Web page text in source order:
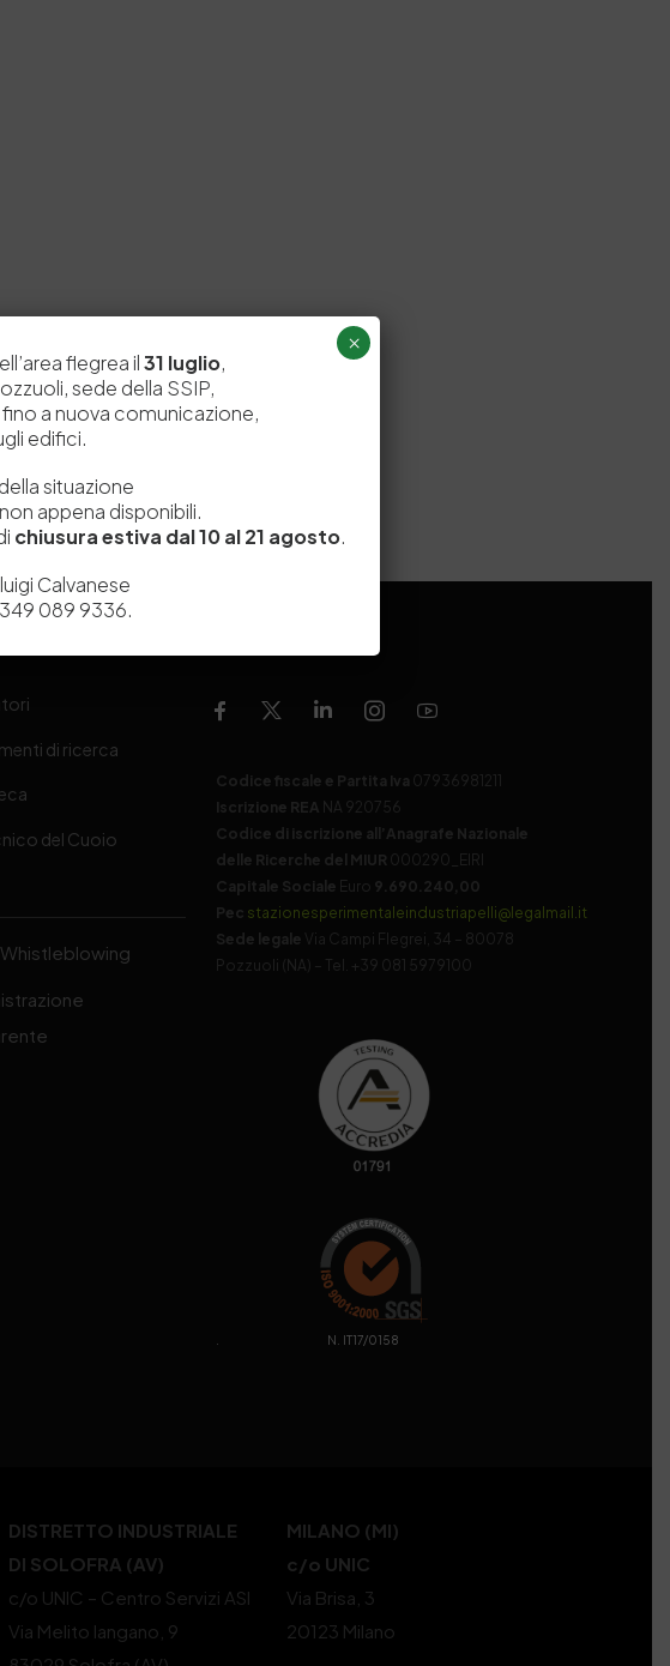
di ricerca
del Cuoio
Codice fiscale e Partita Iva 07936981211
Iscrizione REA NA 920756
Codice di iscrizione all’Anagrafe Nazionale
delle Ricerche del MIUR 000290_EIRI
Capitale Sociale Euro 9.690.240,00
Pec stazionesperimentaleindustriapelli@legalmail.it
Sede legale
Via Campi Flegrei, 34 – 80078
Pozzuoli (NA) – Tel. +39 081 5979100
. N. IT17/0158
DISTRETTO INDUSTRIALE
DI SOLOFRA (AV)
c/o UNIC – Centro Servizi ASI
Via Melito Iangano, 9
MILANO (MI)
c/o UNIC
Via Brisa, 3
20123 Milano
flegrea il31 luglio,
sede della SSIP,
a nuova comunicazione,
edifici.
situazione
appena disponibili.
chiusura estiva dal 10 al 21 agosto.
Calvanese
089 9336.
×